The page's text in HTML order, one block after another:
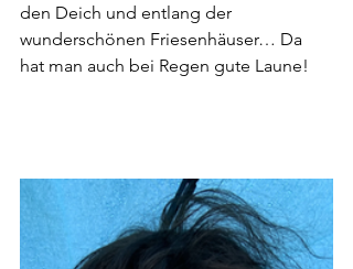
den Deich und entlang der
wunderschönen Friesenhäuser… Da
hat man auch bei Regen gute Laune!